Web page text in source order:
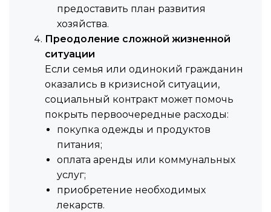
предоставить план развития
хозяйства.
Преодоление сложной жизненной
ситуации
Если семья или одинокий гражданин
оказались в кризисной ситуации,
социальный контракт может помочь
покрыть первоочередные расходы:
покупка одежды и продуктов
питания;
оплата аренды или коммунальных
услуг;
приобретение необходимых
лекарств.